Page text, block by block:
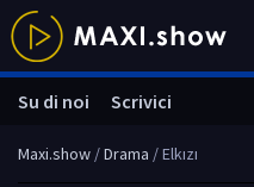
Maxi.show /Drama / Elkızı
Su di noi Scrivici